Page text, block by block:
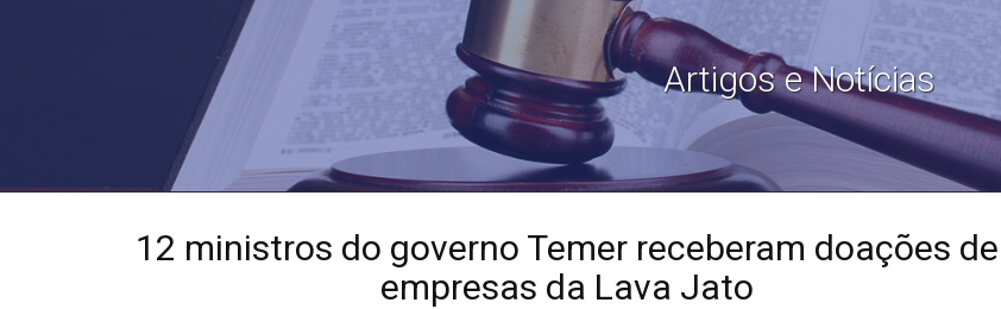
Artigos e Notícias
12 ministros do governo Temer receberam doações de
empresas da Lava Jato